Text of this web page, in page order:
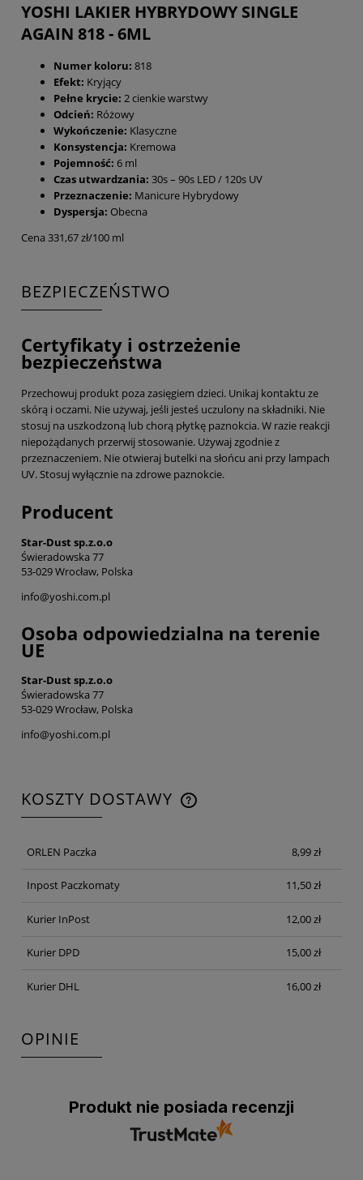
YOSHI LAKIER HYBRYDOWY SINGLE
AGAIN 818 - 6ML
Numer koloru: 818
Efekt: Kryjący
Pełne krycie: 2 cienkie warstwy
Odcień: Różowy
Wykończenie: Klasyczne
Konsystencja: Kremowa
Pojemność: 6 ml
Czas utwardzania: 30s – 90s LED / 120s UV
Przeznaczenie: Manicure Hybrydowy
Dyspersja: Obecna
Cena 331,67 zł/100 ml
BEZPIECZEŃSTWO
Certyfikaty i ostrzeżenie
bezpieczeństwa
Przechowuj produkt poza zasięgiem dzieci. Unikaj kontaktu ze
skórą i oczami. Nie używaj, jeśli jesteś uczulony na składniki. Nie
stosuj na uszkodzoną lub chorą płytkę paznokcia. W razie reakcji
niepożądanych przerwij stosowanie. Używaj zgodnie z
przeznaczeniem. Nie otwieraj butelki na słońcu ani przy lampach
UV. Stosuj wyłącznie na zdrowe paznokcie.
Producent
Star-Dust sp.z.o.o
Świeradowska 77
53-029 Wrocław, Polska
info@yoshi.com.pl
Osoba odpowiedzialna na terenie
UE
Star-Dust sp.z.o.o
Świeradowska 77
53-029 Wrocław, Polska
info@yoshi.com.pl
KOSZTY DOSTAWY
CENA NIE ZAWIERA EWENTUALNYCH KOSZTÓW
ORLEN Paczka
8,99 zł
Inpost Paczkomaty 11,50 zł
Kurier InPost 12,00 zł
Kurier DPD 15,00 zł
Kurier DHL 16,00 zł
OPINIE
Produkt nie posiada recenzji